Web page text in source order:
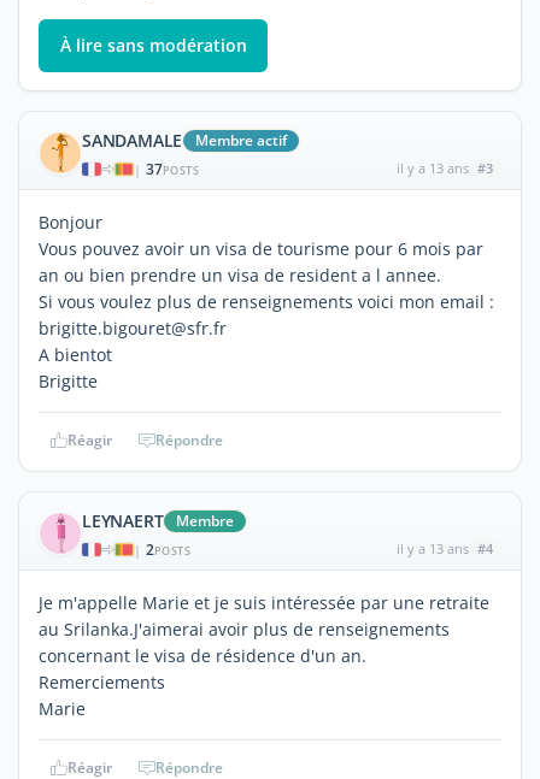
À lire sans modération
SANDAMALE Membre actif
| 37POSTS il y a 13 ans #3
Bonjour
Vous pouvez avoir un visa de tourisme pour 6 mois par
an ou bien prendre un visa de resident a l annee.
Si vous voulez plus de renseignements voici mon email :
brigitte.bigouret@sfr.fr
A bientot
Brigitte
Réagir Répondre
LEYNAERT Membre
| 2POSTS il y a 13 ans #4
Je m'appelle Marie et je suis intéressée par une retraite
au Srilanka.J'aimerai avoir plus de renseignements
concernant le visa de résidence d'un an.
Remerciements
Marie
Réagir Répondre